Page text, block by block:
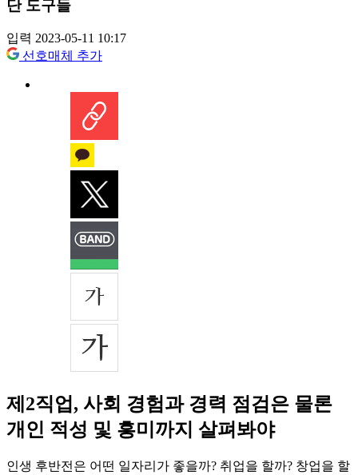
단 도구들
입력 2023-05-11 10:17
선호매체 추가
제2직업, 사회 경험과 경력 점검은 물론
개인 적성 및 흥미까지 살펴봐야
인생 후반전은 어떤 일자리가 좋을까? 취업을 할까? 창업을 할